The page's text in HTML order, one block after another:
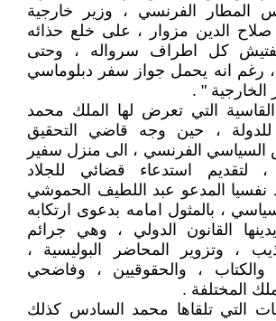
المطار الفرنسي ، وزير خارجية
صلاح الدين مزوار ، على خلع حذائه
كل اطراف سرواله ، وحتى
رغم انه يحمل جواز سفر دبلوماسي
" .
القاسية التي تعرض لها الملك محمد
، حين وجه قاضي التحقيق
السياسي الفرنسي ، الى منزل سفير
، لتقديم استدعاء قضائي للجلاد
نفسيا المدعو عبد اللطيف الحموشي
، بالمثول امامه بدعوى ارتكابه
القانون الدولي ، وهي جرائم
، وتزوير المحاضر البوليسية ،
والكتاب ، والحقوقيين ، وفاضحي
المختلفة .
التي تلقاها محمد السادس كذلك